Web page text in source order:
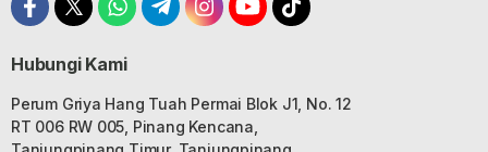
Hubungi Kami
Perum Griya Hang Tuah Permai Blok J1, No. 12
RT 006 RW 005, Pinang Kencana,